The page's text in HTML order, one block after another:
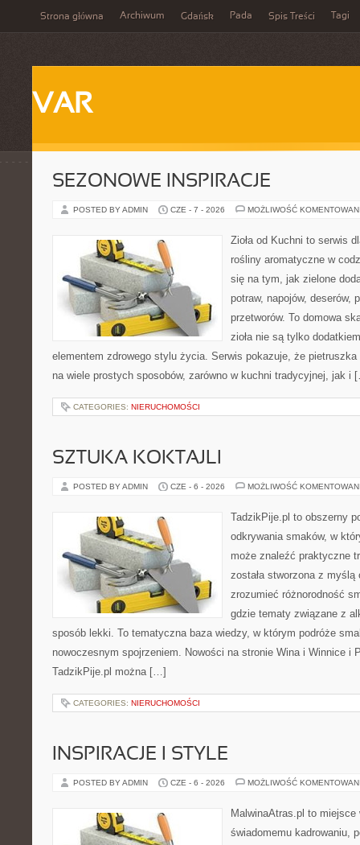
Strona główna Archiwum Gdańsk Pada Spis Treści Tagi
VAR
SEZONOWE INSPIRACJE
POSTED BY ADMIN CZE - 7 - 2026 MOŻLIWOŚĆ
Zioła od Kuchni to serwis
rośliny aromatyczne w
się na tym, jak zielone
potraw, napojów, deserów,
przetworów. To domowa
zioła nie są tylko
elementem zdrowego stylu życia. Serwis pokazuje, że
na wiele prostych sposobów, zarówno w kuchni tradycyjnej, jak i
CATEGORIES: NIERUCHOMOŚCI
SZTUKA KOKTAJLI
POSTED BY ADMIN CZE - 6 - 2026 MOŻLIWOŚĆ
TadzikPije.pl to obszerny
odkrywania smaków, w
może znaleźć praktyczne
została stworzona z
zrozumieć różnorodność
gdzie tematy związane z
sposób lekki. To tematyczna baza wiedzy, w którym podróże
nowoczesnym spojrzeniem. Nowości na stronie Wina i Winnice i
TadzikPije.pl można […]
CATEGORIES: NIERUCHOMOŚCI
INSPIRACJE I STYLE
POSTED BY ADMIN CZE - 6 - 2026 MOŻLIWOŚĆ
MalwinaAtras.pl to
świadomemu kadrowaniu,